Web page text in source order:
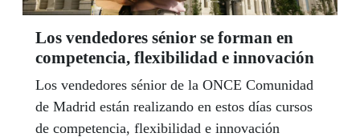
Los vendedores sénior se forman en
competencia, flexibilidad e innovación
Los vendedores sénior de la ONCE Comunidad
de Madrid están realizando en estos días cursos
de competencia, flexibilidad e innovación